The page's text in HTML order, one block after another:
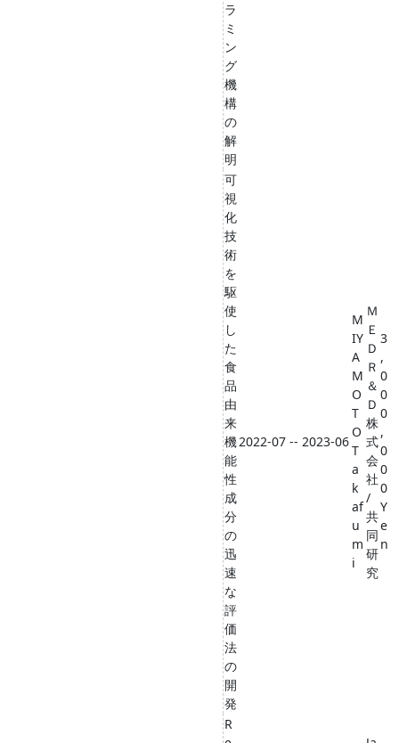
ラ
ミ
ン
グ
機
構
の
解
明
可
視
化
技
術
を
駆
使
し
た
食
品
由
来
機
能
性
成
分
の
迅
速
な
評
価
法
の
開
発
2022-07 -- 2023-06
M
IY
A
M
O
T
O
T
a
k
af
u
m
i
Ｍ
Ｅ
Ｄ
Ｒ
＆
Ｄ
株
式
会
社
/
共
同
研
究
3
,
0
0
0
,
0
0
0
Y
e
n
R